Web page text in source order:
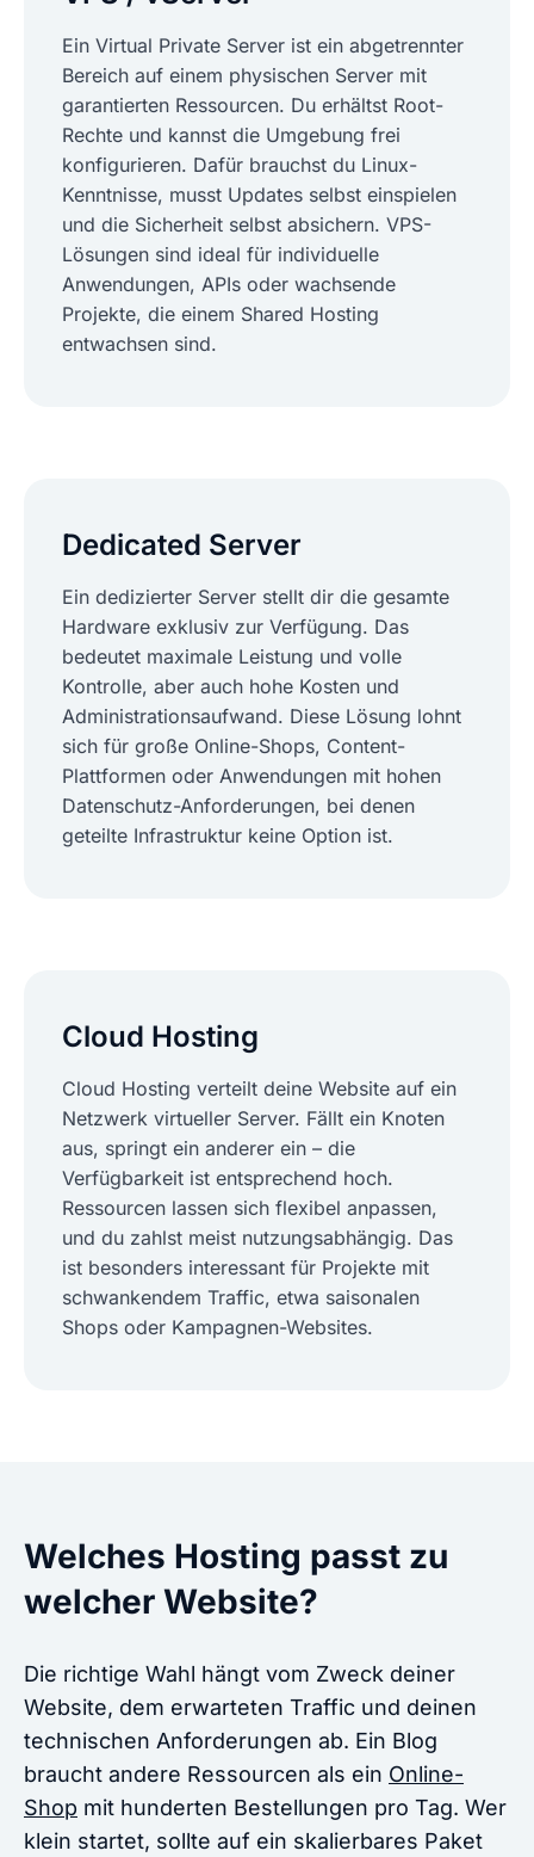
Ein Virtual Private Server ist ein abgetrennter
Bereich auf einem physischen Server mit
garantierten Ressourcen. Du erhältst Root-
Rechte und kannst die Umgebung frei
konfigurieren. Dafür brauchst du Linux-
Kenntnisse, musst Updates selbst einspielen
und die Sicherheit selbst absichern. VPS-
Lösungen sind ideal für individuelle
Anwendungen, APIs oder wachsende
Projekte, die einem Shared Hosting
entwachsen sind.
Dedicated Server
Ein dedizierter Server stellt dir die gesamte
Hardware exklusiv zur Verfügung. Das
bedeutet maximale Leistung und volle
Kontrolle, aber auch hohe Kosten und
Administrationsaufwand. Diese Lösung lohnt
sich für große Online-Shops, Content-
Plattformen oder Anwendungen mit hohen
Datenschutz-Anforderungen, bei denen
geteilte Infrastruktur keine Option ist.
Cloud Hosting
Cloud Hosting verteilt deine Website auf ein
Netzwerk virtueller Server. Fällt ein Knoten
aus, springt ein anderer ein – die
Verfügbarkeit ist entsprechend hoch.
Ressourcen lassen sich flexibel anpassen,
und du zahlst meist nutzungsabhängig. Das
ist besonders interessant für Projekte mit
schwankendem Traffic, etwa saisonalen
Shops oder Kampagnen-Websites.
Welches Hosting passt zu
welcher Website?
Die richtige Wahl hängt vom Zweck deiner
Website, dem erwarteten Traffic und deinen
technischen Anforderungen ab. Ein Blog
braucht andere Ressourcen als ein Online-
Shop mit hunderten Bestellungen pro Tag. Wer
klein startet, sollte auf ein skalierbares Paket